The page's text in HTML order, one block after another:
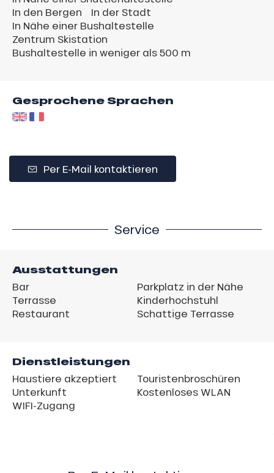
In den Bergen
In der Stadt
In Nähe einer Bushaltestelle
Zentrum Skistation
Bushaltestelle in weniger als 500 m
Gesprochene Sprachen
Per E-Mail kontaktieren
Service
Ausstattungen
Bar
Terrasse
Restaurant
Parkplatz in der Nähe
Kinderhochstuhl
Schattige Terrasse
Dienstleistungen
Haustiere akzeptiert
Unterkunft
WIFI-Zugang
Touristenbroschüren
Kostenloses WLAN